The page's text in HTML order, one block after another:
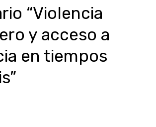
“Violencia
y acceso a
en tiempos